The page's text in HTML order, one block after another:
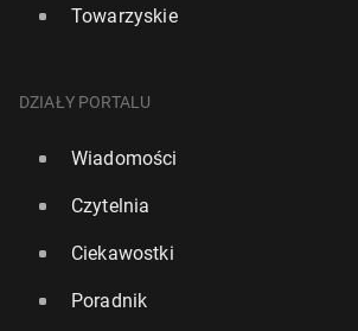
Towarzyskie
DZIAŁY PORTALU
Wiadomości
Czytelnia
Ciekawostki
Poradnik